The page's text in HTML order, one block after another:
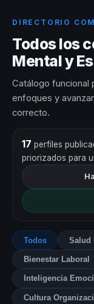
DIRECTORIO
Todos los
Mental y
Catálogo funcional
enfoques y
correcto.
17 perfiles
priorizados para
Todos Salud
Bienestar Laboral
Inteligencia
Cultura